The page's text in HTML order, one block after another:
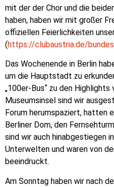
mit der der Chor und die
haben, haben wir mit großer
offiziellen Feierlichkeiten
(https://clubaustria.de/
Das Wochenende in Berlin
um die Hauptstadt zu
„100er-Bus“ zu den
Museumsinsel sind wir
Forum herumspaziert, hatten
Berliner Dom, den
sind wir auch hinabgestiegen
Unterwelten und waren von
beeindruckt.
Am Sonntag haben wir nach